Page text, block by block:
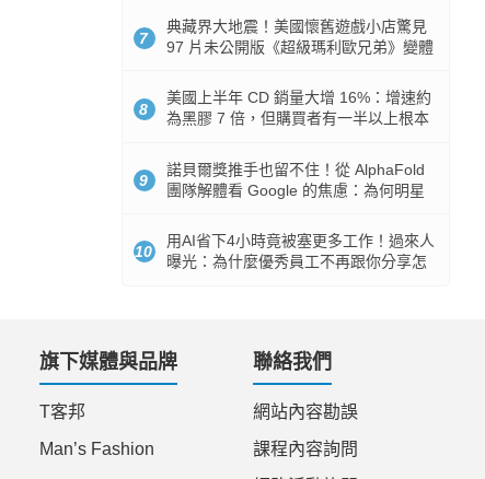
7
典藏界大地震！美國懷舊遊戲小店驚見
97 片未公開版《超級瑪利歐兄弟》變體
8
美國上半年 CD 銷量大增 16%：增速約
為黑膠 7 倍，但購買者有一半以上根本
9
諾貝爾獎推手也留不住！從 AlphaFold
團隊解體看 Google 的焦慮：為何明星
10
用AI省下4小時竟被塞更多工作！過來人
曝光：為什麼優秀員工不再跟你分享怎
旗下媒體與品牌
T客邦
Man’s Fashion
聯絡我們
網站內容勘誤
課程內容詢問